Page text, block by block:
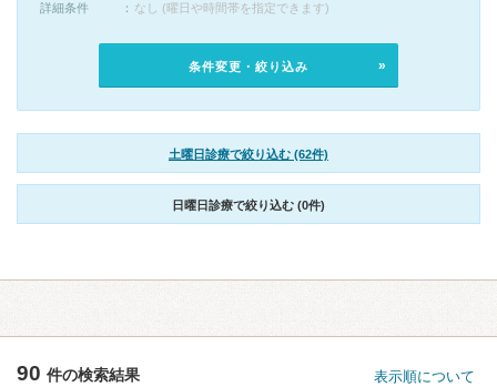
詳細条件
なし (曜日や時間帯を指定できます)
条件変更・絞り込み
土曜日診療で絞り込む (62件)
日曜日診療で絞り込む (0件)
90 件の検索結果 表示順について